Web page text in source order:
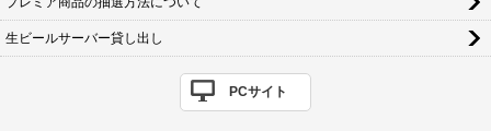
生ビールサーバー貸し出し
PCサイト